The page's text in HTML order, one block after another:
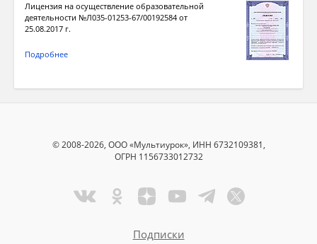
Лицензия на осуществление образовательной
деятельности №Л035-01253-67/00192584 от
25.08.2017 г.
Подробнее
© 2008-2026, ООО «Мультиурок», ИНН 6732109381,
ОГРН 1156733012732
Подписки